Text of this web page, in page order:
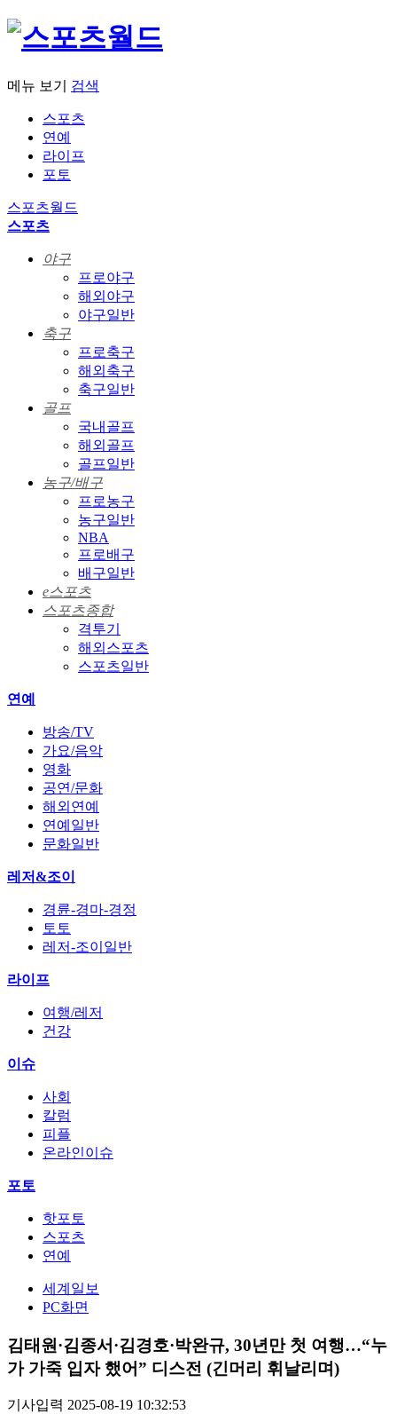
메뉴 보기 검색
스포츠
연예
라이프
포토
스포츠월드
스포츠
야구
프로야구
해외야구
야구일반
축구
프로축구
해외축구
축구일반
골프
국내골프
해외골프
골프일반
농구/배구
프로농구
농구일반
NBA
프로배구
배구일반
e스포츠
스포츠종합
격투기
해외스포츠
스포츠일반
연예
방송/TV
가요/음악
영화
공연/문화
해외연예
연예일반
문화일반
레저&조이
경륜-경마-경정
토토
레저-조이일반
라이프
여행/레저
건강
이슈
사회
칼럼
피플
온라인이슈
포토
핫포토
스포츠
연예
세계일보
PC화면
김태원·김종서·김경호·박완규, 30년만 첫 여행…“누
가 가죽 입자 했어” 디스전 (긴머리 휘날리며)
기사입력 2025-08-19 10:32:53